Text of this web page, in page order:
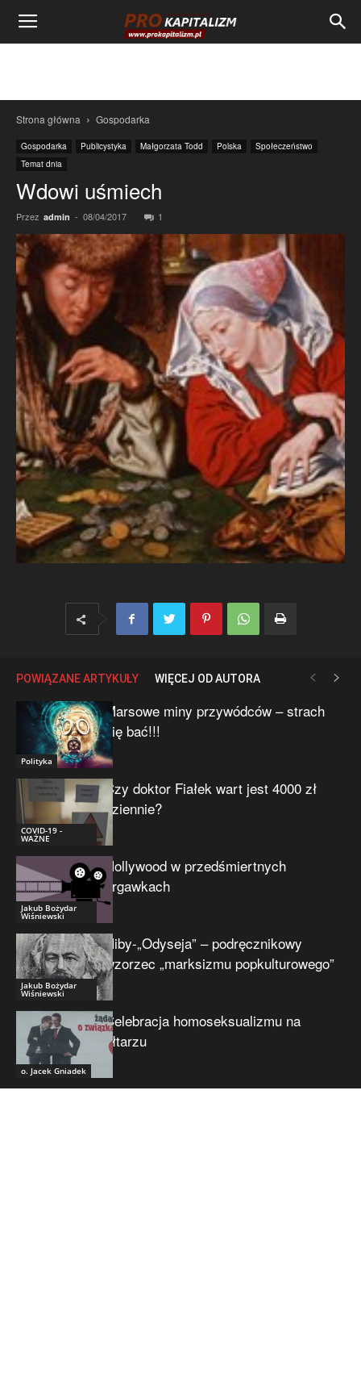
Strona główna Gospodarka
Gospodarka Publicystyka Małgorzata Todd Polska
Społeczeństwo
Temat dnia
Wdowi uśmiech
Przez admin - 08/04/2017 1
POWIĄZANE ARTYKUŁY WIĘCEJ OD AUTORA
Polityka
Marsowe miny przywódców – strach
się bać!!!
COVID-19 -
WAŻNE
Czy doktor Fiałek wart jest 4000 zł
dziennie?
Jakub Bożydar
Wiśniewski
Hollywood w przedśmiertnych
drgawkach
Jakub Bożydar
Wiśniewski
Niby-„Odyseja” – podręcznikowy
wzorzec „marksizmu popkulturowego”
o. Jacek Gniadek
Celebracja homoseksualizmu na
ołtarzu